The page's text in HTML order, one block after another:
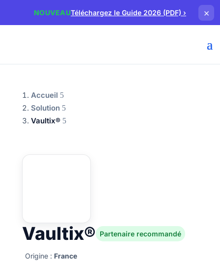
NOUVEAUTéléchargez le Guide 2026 (PDF)› ×
Accueil
Solution
Vaultix®
Vaultix® Partenaire recommandé
Origine : France